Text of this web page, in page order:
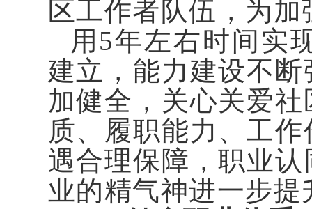
区工作者队伍，为
用5年左右时间实
建立，能力建设不
加健全，关心关爱
质、履职能力、工
遇合理保障，职业
业的精气神进一步提